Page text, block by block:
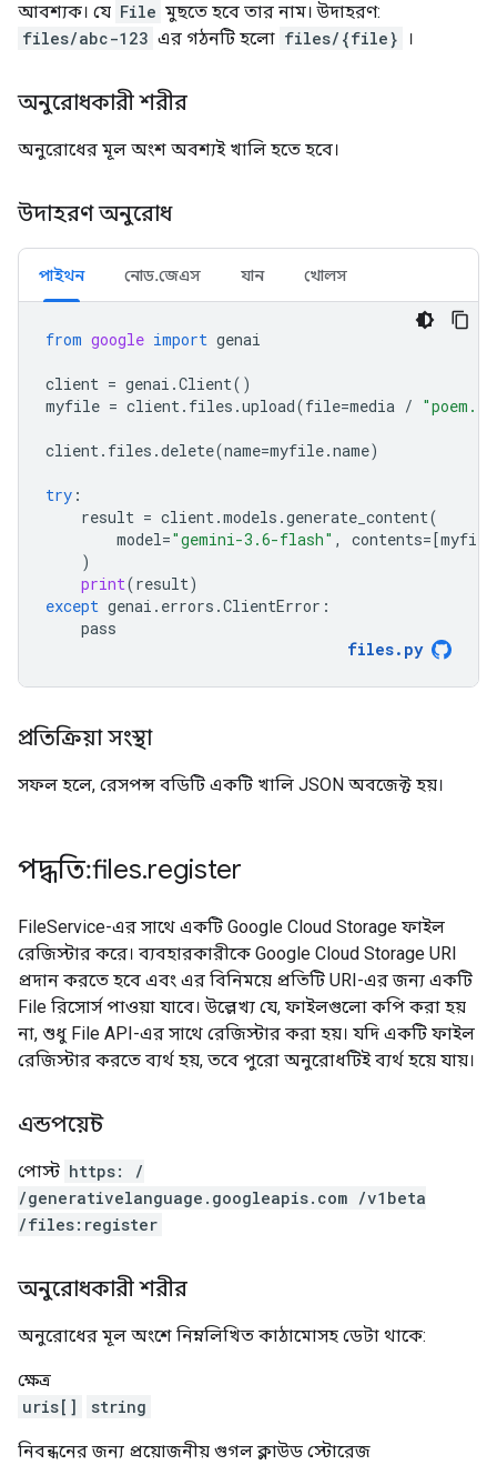
আবশ্যক। যে File মুছতে হবে তার নাম। উদাহরণ:
files/abc-123 এর গঠনটি হলো files/{file} ।
অনুরোধকারী শরীর
অনুরোধের মূল অংশ অবশ্যই খালি হতে হবে।
উদাহরণ অনুরোধ
পাইথন নোড.জেএস যান খোলস
from google import genai
client = genai .Client()
myfile = client. files .upload(file=media /
client. files .delete(name=myfile.name)
try :
result = client.models .generate_content(
model="gemini-3.6-flash" , contents=[myfile
)
print(result)
except genai . errors .ClientError :
pass
files. py
প্রতিক্রিয়া সংস্থা
সফল হলে, রেসপন্স বডিটি একটি খালি JSON অবজেক্ট হয়।
পদ্ধতি: files.register
FileService-এর সাথে একটি Google Cloud Storage ফাইল
রেজিস্টার করে। ব্যবহারকারীকে Google Cloud Storage URI
প্রদান করতে হবে এবং এর বিনিময়ে প্রতিটি URI-এর জন্য একটি
File রিসোর্স পাওয়া যাবে। উল্লেখ্য যে, ফাইলগুলো কপি করা হয়
না, শুধু File API-এর সাথে রেজিস্টার করা হয়। যদি একটি ফাইল
রেজিস্টার করতে ব্যর্থ হয়, তবে পুরো অনুরোধটিই ব্যর্থ হয়ে যায়।
এন্ডপয়েন্ট
পোস্ট https: /
/generativelanguage.googleapis.com /v1beta
/files:register
অনুরোধকারী শরীর
অনুরোধের মূল অংশে নিম্নলিখিত কাঠামোসহ ডেটা থাকে:
ক্ষেত্র
uris[]
string
নিবন্ধনের জন্য প্রয়োজনীয় গুগল ক্লাউড স্টোরেজ